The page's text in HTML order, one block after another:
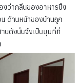
ว่ากลิ่นของอาหารปิ้ง
ด้านหน้าของบ้านถูก
นดังนั้นจึงเป็นมุมที่ที่